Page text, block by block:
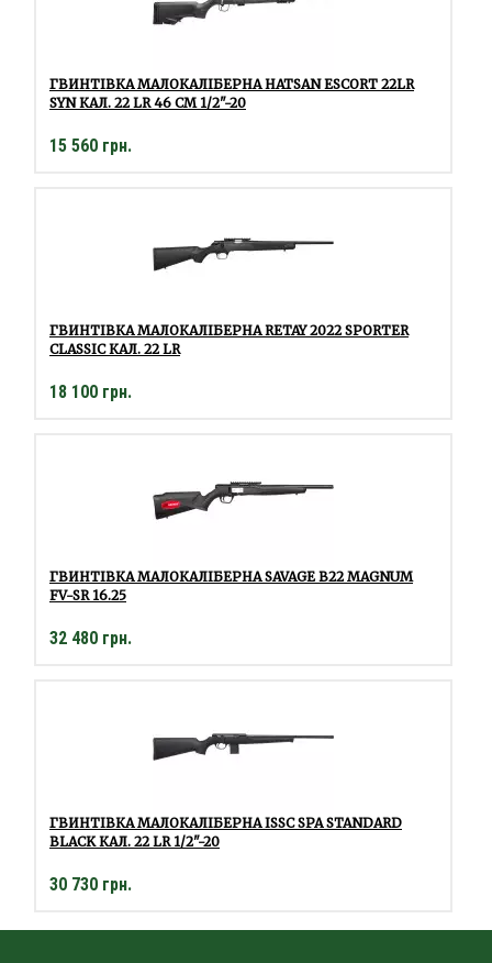
ГВИНТІВКА МАЛОКАЛІБЕРНА HATSAN ESCORT 22LR
SYN КАЛ. 22 LR 46 СМ 1/2"-20
15 560 грн.
ГВИНТІВКА МАЛОКАЛІБЕРНА RETAY 2022 SPORTER
CLASSIC КАЛ. 22 LR
18 100 грн.
ГВИНТІВКА МАЛОКАЛІБЕРНА SAVAGE B22 MAGNUM
FV-SR 16.25
32 480 грн.
ГВИНТІВКА МАЛОКАЛІБЕРНА ISSC SPA STANDARD
BLACK КАЛ. 22 LR 1/2"-20
30 730 грн.